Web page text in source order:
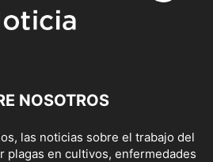
NOSOTROS
las noticias sobre el trabajo del
plagas en cultivos, enfermedades